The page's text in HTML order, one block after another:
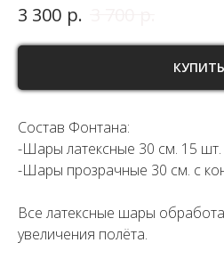
3 300 р.
КУПИТЬ
Состав Фонтана:
-Шары латексные 30 см. 15 шт.
-Шары прозрачные 30 см. с
Все латексные шары
увеличения полёта.